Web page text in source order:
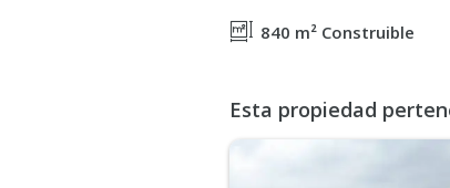
840 m² Construible
Esta propiedad